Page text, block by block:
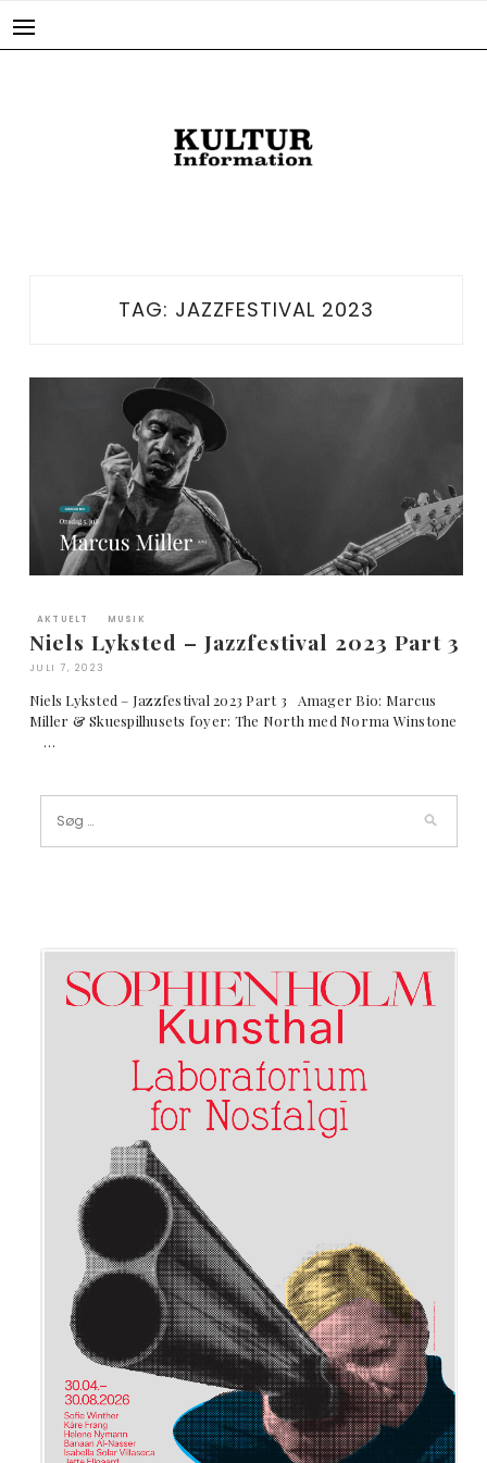
TAG: JAZZFESTIVAL 2023
AKTUELT MUSIK
Niels Lyksted – Jazzfestival 2023 Part 3
JULI 7, 2023
Niels Lyksted – Jazzfestival 2023 Part 3 Amager Bio: Marcus
Miller & Skuespilhusets foyer: The North med Norma Winstone
…